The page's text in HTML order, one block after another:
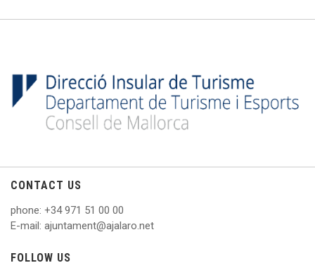
CONTACT US
phone: +34 971 51 00 00
E-mail: ajuntament@ajalaro.net
FOLLOW US